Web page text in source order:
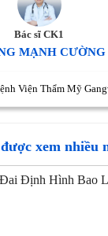
Bác sĩ CK1
MẠNH CƯỜNG
Viện Thẩm Mỹ
xem nhiều
Định Hình Bao